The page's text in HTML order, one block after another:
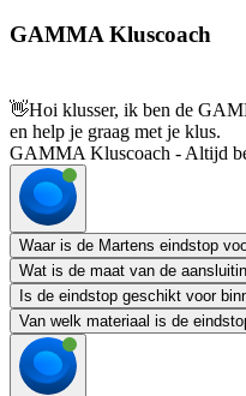
GAMMA Kluscoach
👋Hoi klusser, ik ben de
en help je graag met je klus.
GAMMA Kluscoach - Altijd
Waar is de Martens eindstop
Wat is de maat van de
Is de eindstop geschikt voor
Van welk materiaal is de